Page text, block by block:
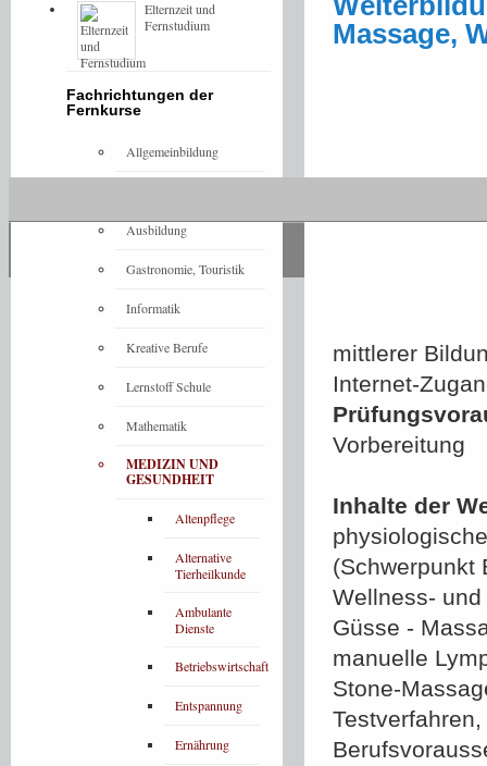
Massage,
mittlerer
Internet-
Vorbereitung
Inhalte der
(Schwerpunkt
Wellness-
Güsse -
manuelle
Stone-
Elternzeit und
Fernstudium
Fachrichtungen der
Fernkurse
Allgemeinbildung
Ausbildung
Gastronomie, Touristik
Informatik
Kreative Berufe
Lernstoff Schule
Mathematik
MEDIZIN UND
GESUNDHEIT
Altenpflege
Alternative
Tierheilkunde
Ambulante
Dienste
Betriebswirtschaft
Entspannung
Ernährung